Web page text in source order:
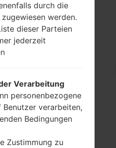
Nein
Nein
-
-
durch die
werden.
dieser Parteien
jederzeit
Verarbeitung
personenbezogene
Benutzer verarbeiten,
Bedingungen
Zustimmung zu